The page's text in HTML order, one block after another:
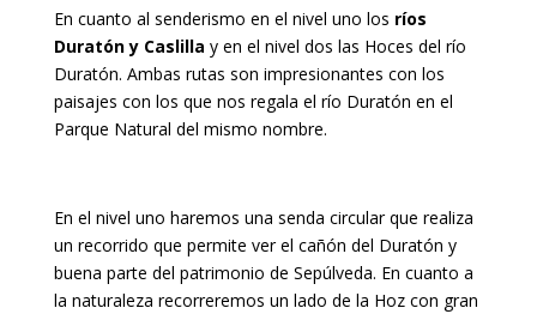
En cuanto al senderismo en el nivel uno los ríos
Duratón y Caslilla y en el nivel dos las Hoces del río
Duratón. Ambas rutas son impresionantes con los
paisajes con los que nos regala el río Duratón en el
Parque Natural del mismo nombre.
En el nivel uno haremos una senda circular que realiza
un recorrido que permite ver el cañón del Duratón y
buena parte del patrimonio de Sepúlveda. En cuanto a
la naturaleza recorreremos un lado de la Hoz con gran